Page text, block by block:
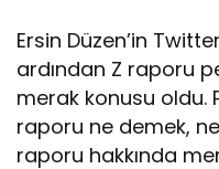
Ersin Düzen’in
ardından Z raporu
merak konusu oldu.
raporu ne demek,
raporu hakkında